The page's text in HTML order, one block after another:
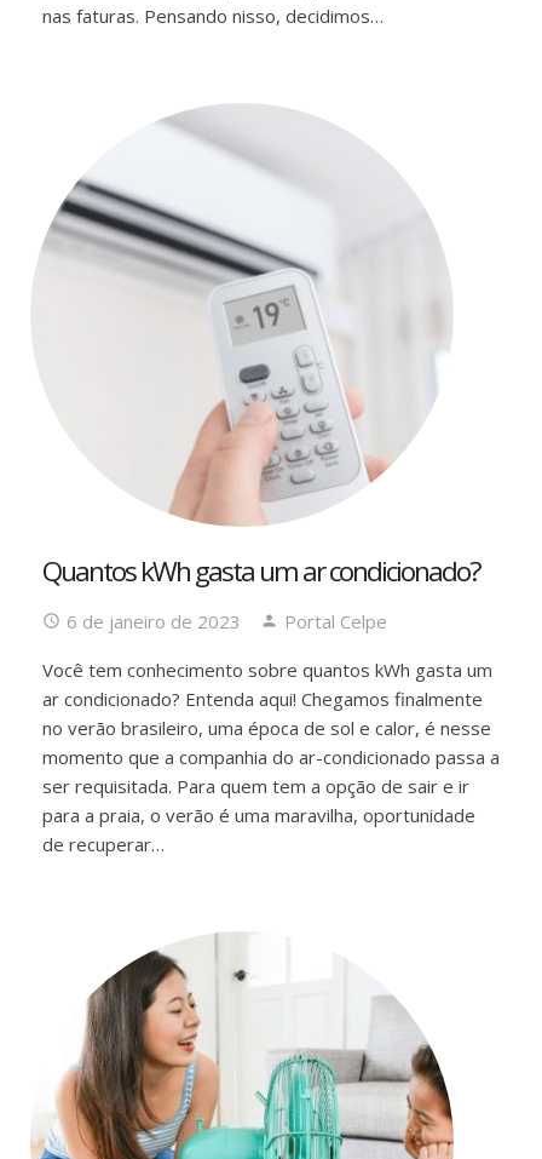
nas faturas. Pensando nisso, decidimos…
Quantos kWh gasta um ar condicionado?
6 de janeiro de 2023
Portal Celpe
Você tem conhecimento sobre quantos kWh gasta um
ar condicionado? Entenda aqui! Chegamos finalmente
no verão brasileiro, uma época de sol e calor, é nesse
momento que a companhia do ar-condicionado passa a
ser requisitada. Para quem tem a opção de sair e ir
para a praia, o verão é uma maravilha, oportunidade
de recuperar…